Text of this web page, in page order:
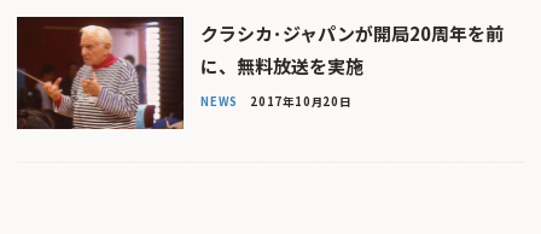
クラシカ･ジャパンが開局20周年を前
に、無料放送を実施
NEWS 2017年10月20日